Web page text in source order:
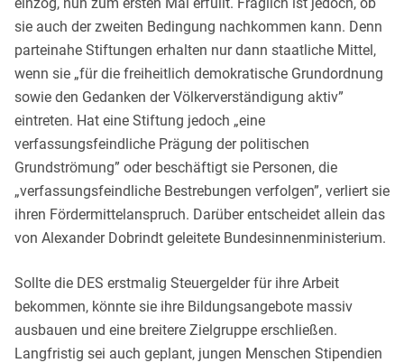
sie auch der zweiten Bedingung nachkommen kann. Denn
parteinahe Stiftungen erhalten nur dann staatliche Mittel,
wenn sie „für die freiheitlich demokratische Grundordnung
sowie den Gedanken der Völkerverständigung aktiv”
eintreten. Hat eine Stiftung jedoch „eine
verfassungsfeindliche Prägung der politischen
Grundströmung” oder beschäftigt sie Personen, die
„verfassungsfeindliche Bestrebungen verfolgen”, verliert sie
ihren Fördermittelanspruch. Darüber entscheidet allein das
von Alexander Dobrindt geleitete Bundesinnenministerium.
Sollte die DES erstmalig Steuergelder für ihre Arbeit
bekommen, könnte sie ihre Bildungsangebote massiv
ausbauen und eine breitere Zielgruppe erschließen.
Langfristig sei auch geplant, jungen Menschen Stipendien